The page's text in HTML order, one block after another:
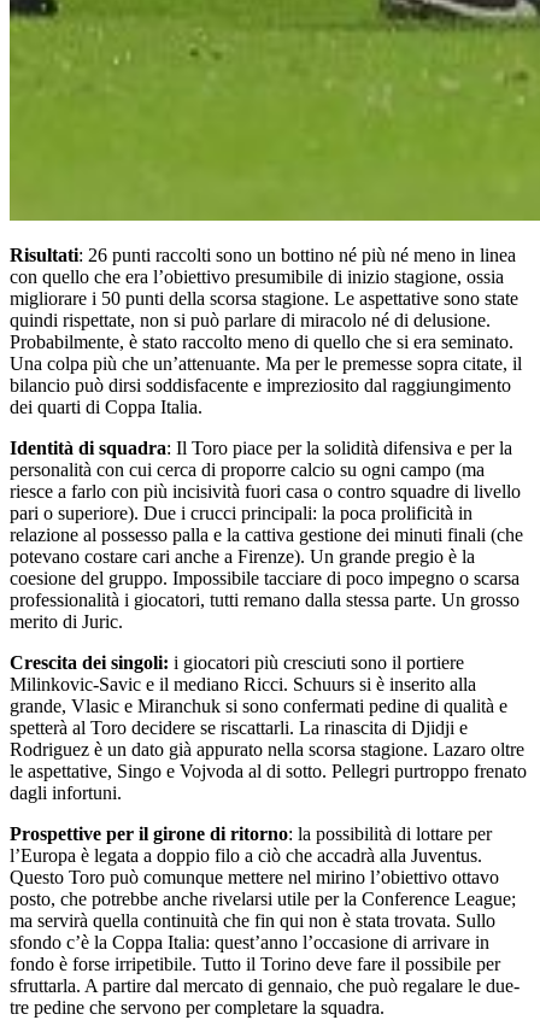
Risultati: 26 punti raccolti sono un bottino né più né meno in linea
con quello che era l’obiettivo presumibile di inizio stagione, ossia
migliorare i 50 punti della scorsa stagione. Le aspettative sono state
quindi rispettate, non si può parlare di miracolo né di delusione.
Probabilmente, è stato raccolto meno di quello che si era seminato.
Una colpa più che un’attenuante. Ma per le premesse sopra citate, il
bilancio può dirsi soddisfacente e impreziosito dal raggiungimento
dei quarti di Coppa Italia.
Identità di squadra: Il Toro piace per la solidità difensiva e per la
personalità con cui cerca di proporre calcio su ogni campo (ma
riesce a farlo con più incisività fuori casa o contro squadre di livello
pari o superiore). Due i crucci principali: la poca prolificità in
relazione al possesso palla e la cattiva gestione dei minuti finali (che
potevano costare cari anche a Firenze). Un grande pregio è la
coesione del gruppo. Impossibile tacciare di poco impegno o scarsa
professionalità i giocatori, tutti remano dalla stessa parte. Un grosso
merito di Juric.
Crescita dei singoli: i giocatori più cresciuti sono il portiere
Milinkovic-Savic e il mediano Ricci. Schuurs si è inserito alla
grande, Vlasic e Miranchuk si sono confermati pedine di qualità e
spetterà al Toro decidere se riscattarli. La rinascita di Djidji e
Rodriguez è un dato già appurato nella scorsa stagione. Lazaro oltre
le aspettative, Singo e Vojvoda al di sotto. Pellegri purtroppo frenato
dagli infortuni.
Prospettive per il girone di ritorno: la possibilità di lottare per
l’Europa è legata a doppio filo a ciò che accadrà alla Juventus.
Questo Toro può comunque mettere nel mirino l’obiettivo ottavo
posto, che potrebbe anche rivelarsi utile per la Conference League;
ma servirà quella continuità che fin qui non è stata trovata. Sullo
sfondo c’è la Coppa Italia: quest’anno l’occasione di arrivare in
fondo è forse irripetibile. Tutto il Torino deve fare il possibile per
sfruttarla. A partire dal mercato di gennaio, che può regalare le due-
tre pedine che servono per completare la squadra.